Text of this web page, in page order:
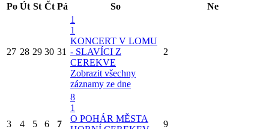
Po Út St Čt Pá So Ne
27 28 29 30 31
1
1
KONCERT V LOMU
- SLAVÍCI Z
CEREKVE
Zobrazit všechny
záznamy ze dne
2
3 4 5 6 7
8
1
O POHÁR MĚSTA
9